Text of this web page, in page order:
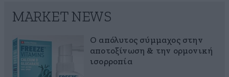
MARKET NEWS
Ο απόλυτος σύμμαχος στην
αποτοξίνωση & την ορμονική
ισορροπία